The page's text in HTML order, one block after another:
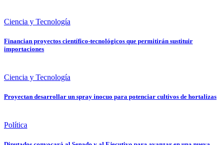
Ciencia y Tecnología
Financian proyectos científico-tecnológicos que permitirán sustituir
importaciones
Ciencia y Tecnología
Proyectan desarrollar un spray inocuo para potenciar cultivos de hortalizas
Política